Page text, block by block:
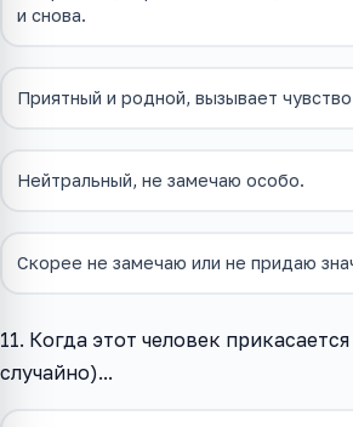
и снова.
Приятный и родной, вызывает
Нейтральный, не замечаю особо.
Скорее не замечаю или не придаю
11. Когда этот человек
случайно)...